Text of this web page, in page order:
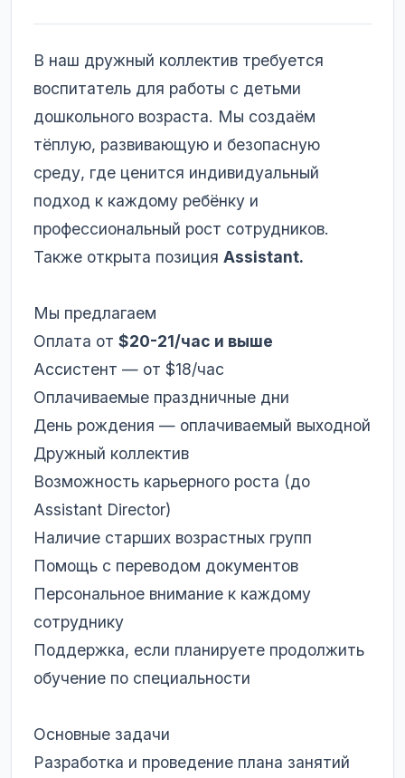
В наш дружный коллектив требуется
воспитатель для работы с детьми
дошкольного возраста. Мы создаём
тёплую, развивающую и безопасную
среду, где ценится индивидуальный
подход к каждому ребёнку и
профессиональный рост сотрудников.
Также открыта позиция Assistant.
Мы предлагаем
Оплата от $20-21/час и выше
Ассистент — от $18/час
Оплачиваемые праздничные дни
День рождения — оплачиваемый выходной
Дружный коллектив
Возможность карьерного роста (до
Assistant Director)
Наличие старших возрастных групп
Помощь с переводом документов
Персональное внимание к каждому
сотруднику
Поддержка, если планируете продолжить
обучение по специальности
Основные задачи
Разработка и проведение плана занятий